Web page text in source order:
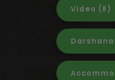
Video (8)